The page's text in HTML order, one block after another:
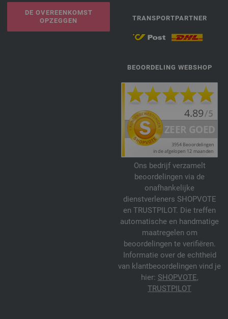
DE OVEREENKOMST
OPZEGGEN
TRANSPORTPARTNER
BEOORDELING WEBSHOP
Ons bedrijf verzamelt
beoordelingen via de
onafhankelijke
dienstverleners SHOPVOTE
en TRUSTPILOT. Die treffen
automatische en handmatige
maatregelen om
beoordelingen te verifiëren.
Informatie over de echtheid
van klantbeoordelingen vind je
hier: SHOPVOTE,
TRUSTPILOT